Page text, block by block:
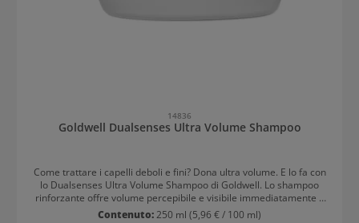
14836
Goldwell Dualsenses Ultra Volume Shampoo
Come trattare i capelli deboli e fini? Dona ultra volume. E lo fa con
lo Dualsenses Ultra Volume Shampoo di Goldwell. Lo shampoo
rinforzante offre volume percepibile e visibile immediatamente e
migliora la lucentezza naturale. Come funziona lo Dualsenses Ultra
Contenuto:250 ml (5,96 € / 100 ml)